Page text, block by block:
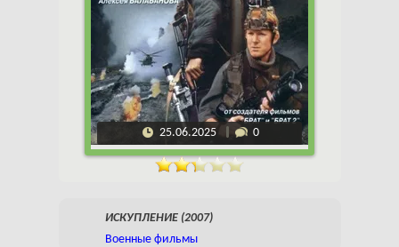
25.06.2025 0
ИСКУПЛЕНИЕ (2007)
Военные фильмы